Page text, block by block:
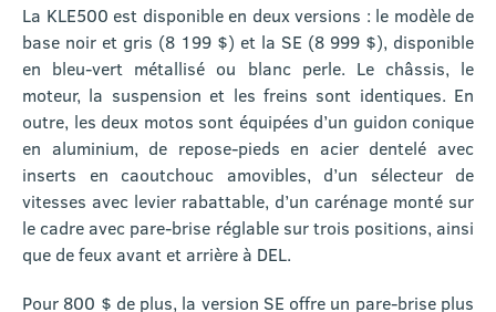
La KLE500 est disponible en deux versions : le modèle de
base noir et gris (8 199 $) et la SE (8 999 $), disponible
en bleu-vert métallisé ou blanc perle. Le châssis, le
moteur, la suspension et les freins sont identiques. En
outre, les deux motos sont équipées d’un guidon conique
en aluminium, de repose-pieds en acier dentelé avec
inserts en caoutchouc amovibles, d’un sélecteur de
vitesses avec levier rabattable, d’un carénage monté sur
le cadre avec pare-brise réglable sur trois positions, ainsi
que de feux avant et arrière à DEL.
Pour 800 $ de plus, la version SE offre un pare-brise plus